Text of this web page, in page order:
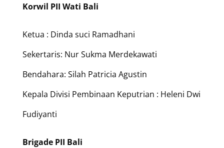
Korwil PII Wati Bali
Ketua : Dinda suci Ramadhani
Sekertaris: Nur Sukma Merdekawati
Bendahara: Silah Patricia Agustin
Kepala Divisi Pembinaan Keputrian : Heleni Dwi
Fudiyanti
Brigade PII Bali